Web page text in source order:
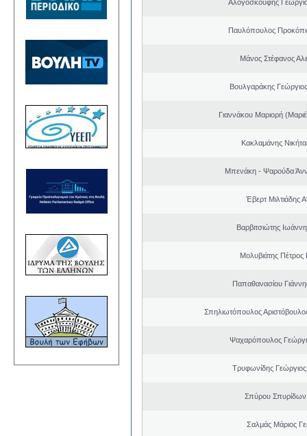
Αλογοσκούφης
Παυλόπουλος
Μάνος Στέφανος
Βουλγαράκης
Γιαννάκου Μαριορή
Κακλαμάνης
Μπενάκη - Ψαρούδα
Έβερτ Μιλτιάδης
Βαρβιτσιώτης
Μολυβιάτης Πέτρος
Παπαθανασίου
Σπηλιωτόπουλος
Ψαχαρόπουλος
Τρυφωνίδης
Σπύρου Σπυρίδων
Σαλμάς Μάριος